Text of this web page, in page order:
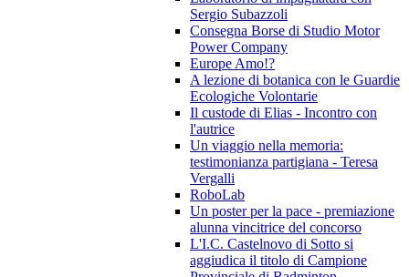
Sergio Subazzoli
Consegna Borse di Studio Motor
Power Company
Europe Amo!?
A lezione di botanica con le Guardie
Ecologiche Volontarie
Il custode di Elias - Incontro con
l'autrice
Un viaggio nella memoria:
testimonianza partigiana - Teresa
Vergalli
RoboLab
Un poster per la pace - premiazione
alunna vincitrice del concorso
L'I.C. Castelnovo di Sotto si
aggiudica il titolo di Campione